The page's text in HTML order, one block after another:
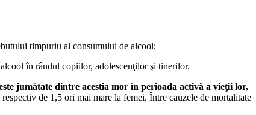
timpuriu al consumului de alcool;
în rândul copiilor, adolescenţilor şi tinerilor.
jumătate dintre acestia mor în perioada activă a vieţii lor,
de 1,5 ori mai mare la femei. Între cauzele de mortalitate